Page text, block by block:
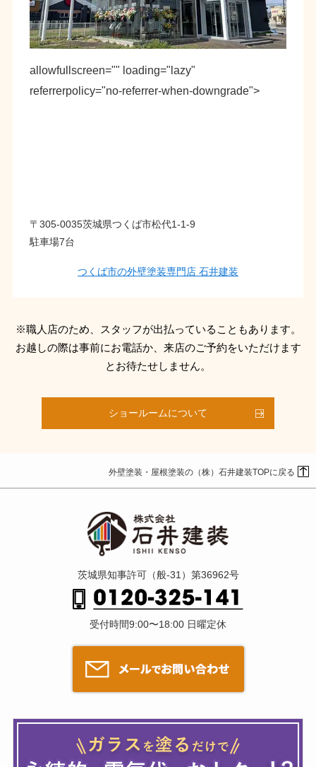
allowfullscreen="" loading="lazy"
referrerpolicy="no-referrer-when-downgrade">
〒305-0035茨城県つくば市松代1-1-9
駐車場7台
つくば市の外壁塗装専門店 石井建装
※職人店のため、スタッフが出払っていることもあります。
お越しの際は事前にお電話か、来店のご予約をいただけます
とお待たせしません。
ショールームについて
外壁塗装・屋根塗装の（株）石井建装TOPに戻る
茨城県知事許可（般-31）第36962号
受付時間9:00〜18:00 日曜定休